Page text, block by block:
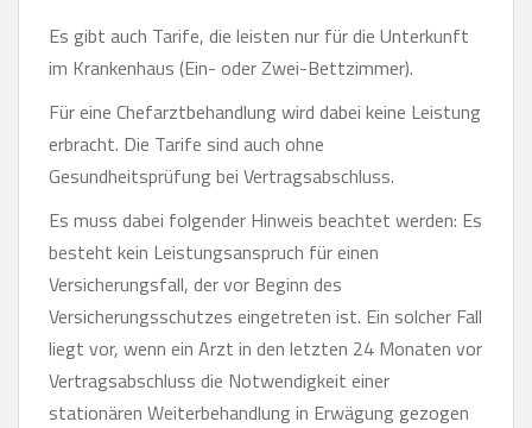
Es gibt auch Tarife, die leisten nur für die Unterkunft
im Krankenhaus (Ein- oder Zwei-Bettzimmer).
Für eine Chefarztbehandlung wird dabei keine Leistung
erbracht. Die Tarife sind auch ohne
Gesundheitsprüfung bei Vertragsabschluss.
Es muss dabei folgender Hinweis beachtet werden: Es
besteht kein Leistungsanspruch für einen
Versicherungsfall, der vor Beginn des
Versicherungsschutzes eingetreten ist. Ein solcher Fall
liegt vor, wenn ein Arzt in den letzten 24 Monaten vor
Vertragsabschluss die Notwendigkeit einer
stationären Weiterbehandlung in Erwägung gezogen